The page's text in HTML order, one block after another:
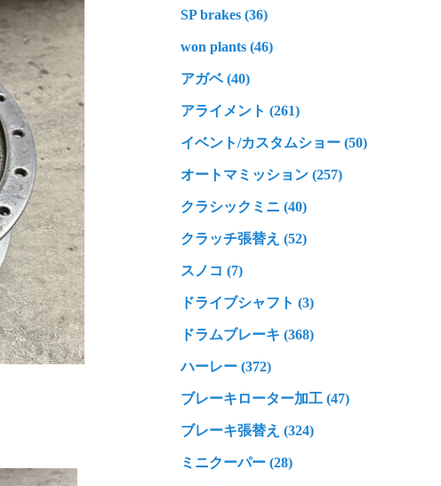
SP brakes (36)
won plants (46)
アガベ (40)
アライメント (261)
イベント/カスタムショー (50)
オートマミッション (257)
クラシックミニ (40)
クラッチ張替え (52)
スノコ (7)
ドライブシャフト (3)
ドラムブレーキ (368)
ハーレー (372)
ブレーキローター加工 (47)
ブレーキ張替え (324)
ミニクーパー (28)